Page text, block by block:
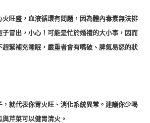
旺盛，血液循環有問題，因為體內毒素無法排
子冒出，小心！可能是忙於婚禮的大小事，因而
趕緊補充睡眠，嚴重者會有嘴破、脾氣易怒的狀
就代表你胃火旺、消化系統異常。建議你少喝
芹菜可以健胃清火。